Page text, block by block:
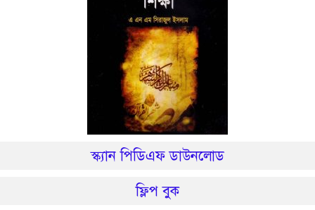
স্ক্যান পিডিএফ ডাউনলোড
ফ্লিপ বুক